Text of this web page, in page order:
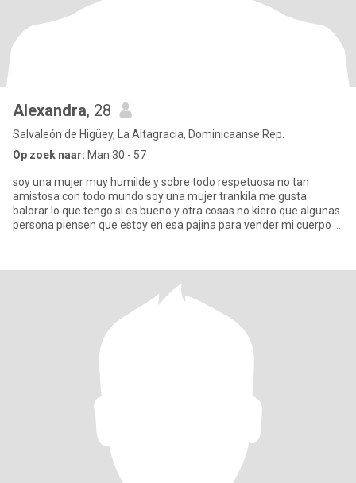
Alexandra, 28
Salvaleón de Higüey, La Altagracia, Dominicaanse Rep.
Op zoek naar: Man 30 - 57
soy una mujer muy humilde y sobre todo respetuosa no tan
amistosa con todo mundo soy una mujer trankila me gusta
balorar lo que tengo si es bueno y otra cosas no kiero que algunas
persona piensen que estoy en esa pajina para vender mi cuerpo ni